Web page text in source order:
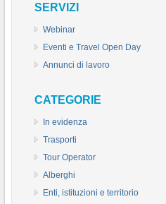
SERVIZI
Webinar
Eventi e Travel Open Day
Annunci di lavoro
CATEGORIE
In evidenza
Trasporti
Tour Operator
Alberghi
Enti, istituzioni e territorio